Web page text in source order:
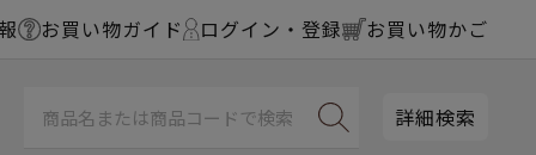
お買い物ガイド ログイン・登録 お買い物かご
詳細検索